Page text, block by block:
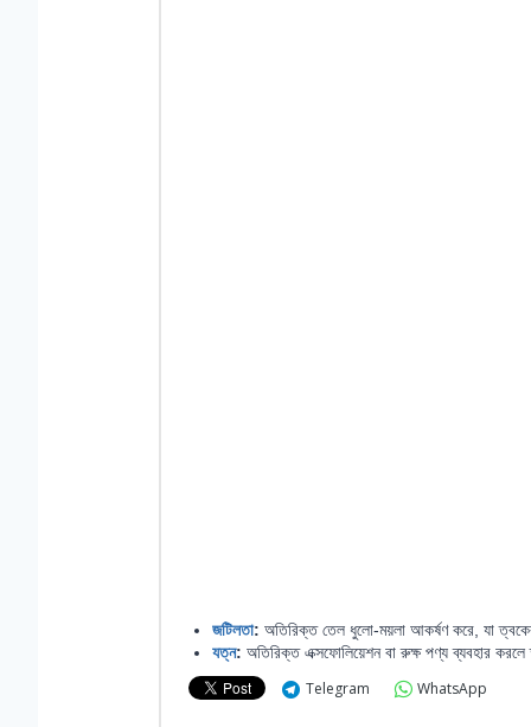
জটিলতা: অতিরিক্ত তেল ধুলো-ময়লা আকর্ষণ করে, যা
যত্ন: অতিরিক্ত এক্সফোলিয়েশন বা রুক্ষ পণ্য ব্যবহার
Telegram WhatsApp